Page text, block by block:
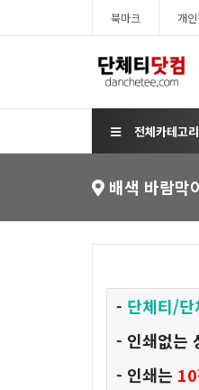
북마크 개
전체카테고리
배색 바람
- 단체티/단
- 인쇄없는
- 인쇄는